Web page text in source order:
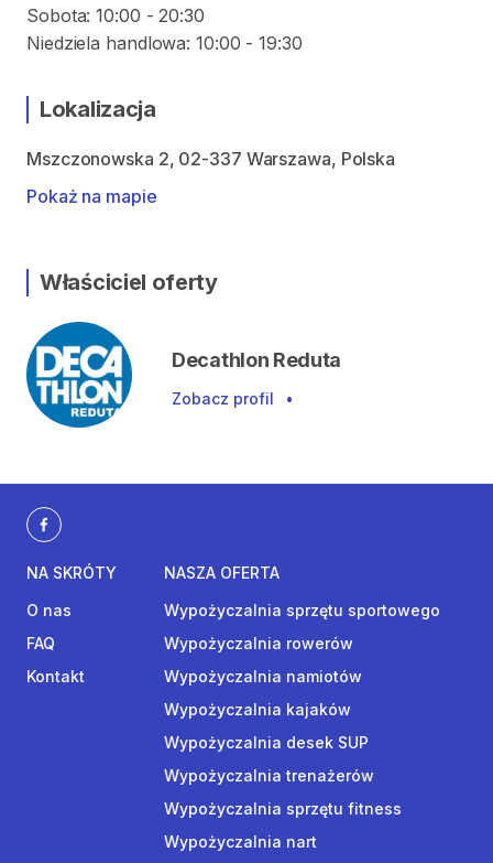
Sobota: 10:00 - 20:30
Lokalizacja
Mszczonowska 2, 02-337 Warszawa, Polska
Pokaż na mapie
Właściciel oferty
Decathlon Reduta
Zobacz profil •
NA SKRÓTY
O nas
FAQ
Kontakt
NASZA OFERTA
Wypożyczalnia sprzętu sportowego
Wypożyczalnia rowerów
Wypożyczalnia namiotów
Wypożyczalnia kajaków
Wypożyczalnia desek SUP
Wypożyczalnia trenażerów
Wypożyczalnia sprzętu fitness
Wypożyczalnia nart